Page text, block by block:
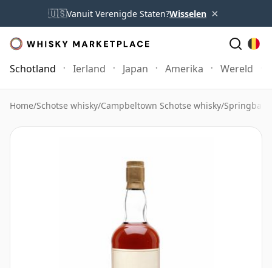
🇺🇸Vanuit Verenigde Staten?Wisselen ×
Schotland Ierland Japan Amerika Wereld
Home/Schotse whisky/Campbeltown Schotse whisky/